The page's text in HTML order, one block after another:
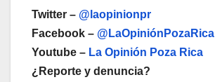
Twitter – @laopinionpr
Facebook – @LaOpiniónPozaRica
Youtube – La Opinión Poza Rica
¿Reporte y denuncia?